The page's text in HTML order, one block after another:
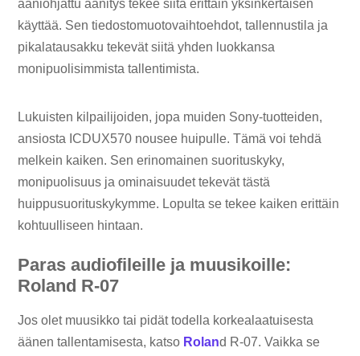
ääniohjattu äänitys tekee siitä erittäin yksinkertaisen
käyttää. Sen tiedostomuotovaihtoehdot, tallennustila ja
pikalatausakku tekevät siitä yhden luokkansa
monipuolisimmista tallentimista.
Lukuisten kilpailijoiden, jopa muiden Sony-tuotteiden,
ansiosta ICDUX570 nousee huipulle. Tämä voi tehdä
melkein kaiken. Sen erinomainen suorituskyky,
monipuolisuus ja ominaisuudet tekevät tästä
huippusuorituskykymme. Lopulta se tekee kaiken erittäin
kohtuulliseen hintaan.
Paras audiofileille ja muusikoille:
Roland R-07
Jos olet muusikko tai pidät todella korkealaatuisesta
äänen tallentamisesta, katso Roland R-07. Vaikka se